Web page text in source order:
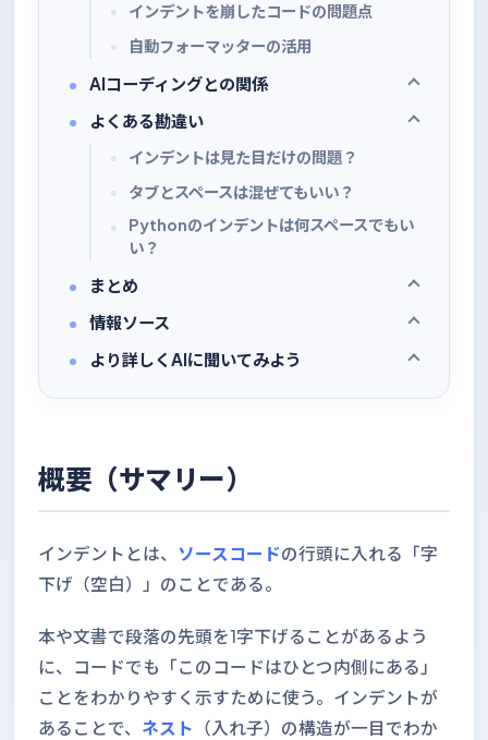
インデントを崩したコードの問題点
自動フォーマッターの活用
AIコーディングとの関係
よくある勘違い
インデントは見た目だけの問題？
タブとスペースは混ぜてもいい？
Pythonのインデントは何スペースでもい
い？
まとめ
情報ソース
より詳しくAIに聞いてみよう
概要（サマリー）
インデントとは、 ソースコードの行頭に入れる「字
下げ（空白）」のことである。
本や文書で段落の先頭を1字下げることがあるよう
に、コードでも「このコードはひとつ内側にある」
ことをわかりやすく示すために使う。インデントが
あることで、 ネスト
（入れ子）の構造が一目でわか